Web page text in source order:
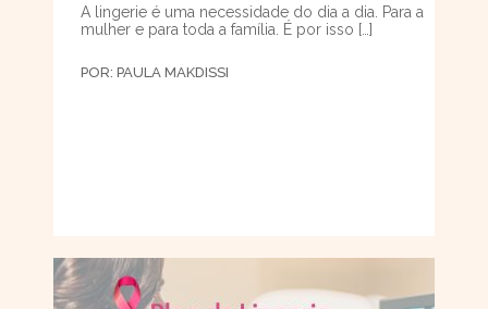
A lingerie é uma necessidade do dia a dia. Para a
mulher e para toda a família. É por isso […]
POR: PAULA MAKDISSI